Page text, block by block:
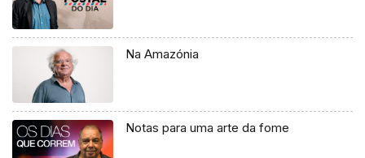
Na Amazónia
Notas para uma arte da fome